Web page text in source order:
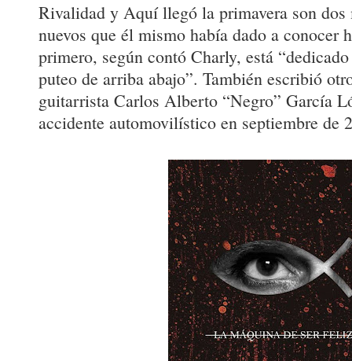
Rivalidad y Aquí llegó la primavera son dos
nuevos que él mismo había dado a conocer
primero, según contó Charly, está
puteo de arriba abajo”. También escribió
guitarrista Carlos Alberto “Negro” García
accidente automovilístico en septiembre de